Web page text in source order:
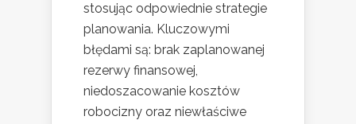
stosując odpowiednie strategie
planowania. Kluczowymi
błędami są: brak zaplanowanej
rezerwy finansowej,
niedoszacowanie kosztów
robocizny oraz niewłaściwe